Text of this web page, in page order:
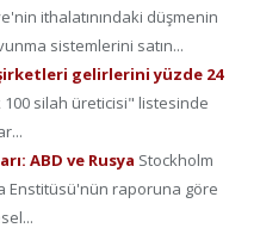
ithalatınındaki düşmenin
sistemlerini satın...
gelirlerini yüzde 24
100 silah üreticisi" listesinde
ABD ve Rusya Stockholm
Enstitüsü'nün raporuna göre